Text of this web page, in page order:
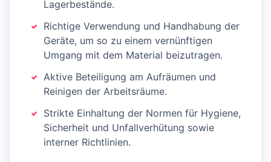
Lagerbestände.
Richtige Verwendung und Handhabung der
Geräte, um so zu einem vernünftigen
Umgang mit dem Material beizutragen.
Aktive Beteiligung am Aufräumen und
Reinigen der Arbeitsräume.
Strikte Einhaltung der Normen für Hygiene,
Sicherheit und Unfallverhütung sowie
interner Richtlinien.